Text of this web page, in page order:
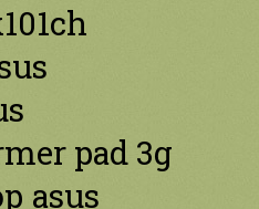
pad 3g
asus